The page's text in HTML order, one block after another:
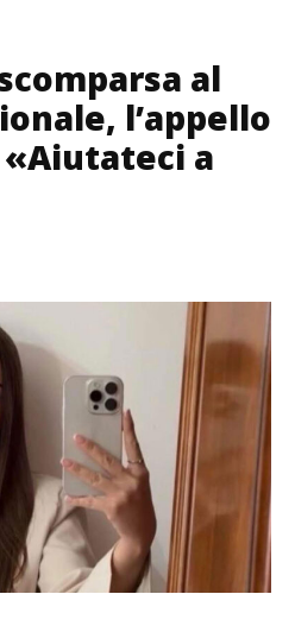
al
l’appello
a